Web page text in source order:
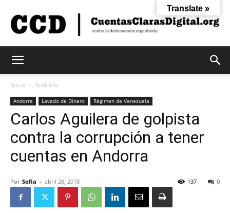
Claras
Digital
Inicio Andorra
Andorra Lavado de Dinero Régimen de Venezuela
Carlos Aguilera de golpista
contra la corrupción a tener
cuentas en Andorra
Por Sofia - abril 28, 2018 0
137
Translate »